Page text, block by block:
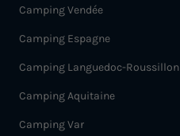
Camping Vendée
Camping Espagne
Camping Languedoc-Roussillon
Camping Aquitaine
Camping Var